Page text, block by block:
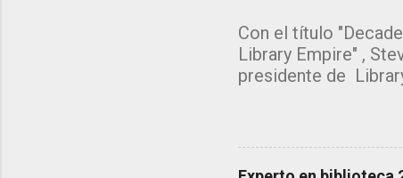
ésta
Con el título
Library Empire" ,
presidente de